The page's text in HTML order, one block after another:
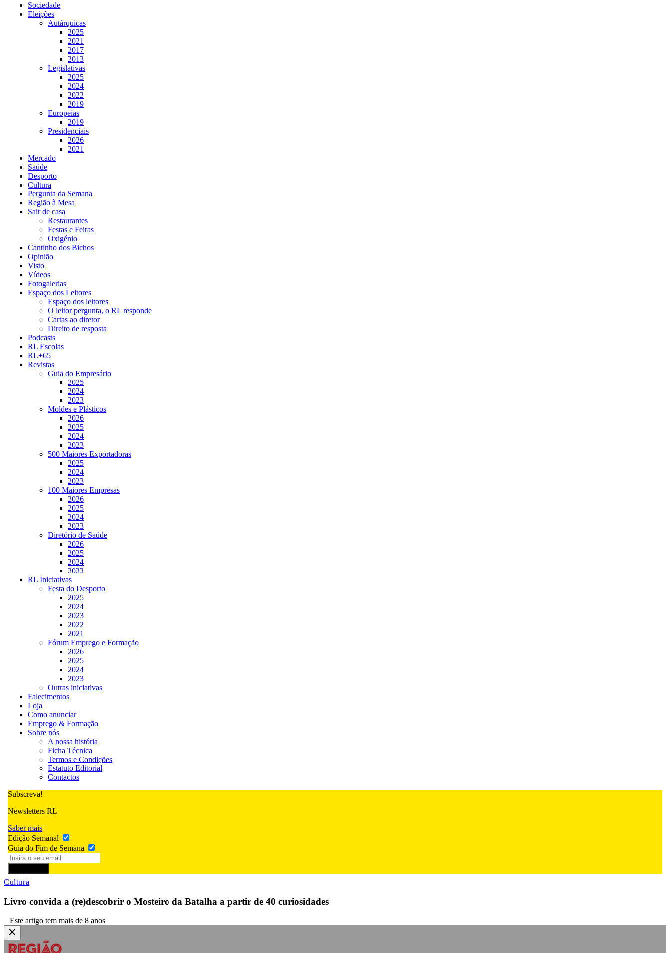
Sociedade
Eleições
Autárquicas
2025
2021
2017
2013
Legislativas
2025
2024
2022
2019
Europeias
2019
Presidenciais
2026
2021
Mercado
Saúde
Desporto
Cultura
Pergunta da Semana
Região à Mesa
Sair de casa
Restaurantes
Festas e Feiras
Oxigénio
Cantinho dos Bichos
Opinião
Visto
Vídeos
Fotogalerias
Espaço dos Leitores
Espaço dos leitores
O leitor pergunta, o RL responde
Cartas ao diretor
Direito de resposta
Podcasts
RL Escolas
RL+65
Revistas
Guia do Empresário
2025
2024
2023
Moldes e Plásticos
2026
2025
2024
2023
500 Maiores Exportadoras
2025
2024
2023
100 Maiores Empresas
2026
2025
2024
2023
Diretório de Saúde
2026
2025
2024
2023
RL Iniciativas
Festa do Desporto
2025
2024
2023
2022
2021
Fórum Emprego e Formação
2026
2025
2024
2023
Outras iniciativas
Falecimentos
Loja
Como anunciar
Emprego & Formação
Sobre nós
A nossa história
Ficha Técnica
Termos e Condições
Estatuto Editorial
Contactos
Subscreva!
Newsletters RL
Saber mais
Edição Semanal
Guia do Fim de Semana
Cultura
Livro convida a (re)descobrir o Mosteiro da Batalha a partir de 40 curiosidades
Este artigo tem mais de 8 anos